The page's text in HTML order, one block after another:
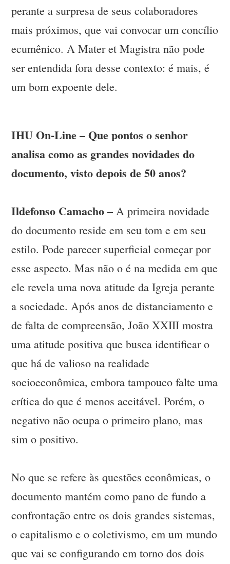
perante a surpresa de seus colaboradores
mais próximos, que vai convocar um concílio
ecumênico. A Mater et Magistra não pode
ser entendida fora desse contexto: é mais, é
um bom expoente dele.
IHU On-Line – Que pontos o senhor
analisa como as grandes novidades do
documento, visto depois de 50 anos?
Ildefonso Camacho – A primeira novidade
do documento reside em seu tom e em seu
estilo. Pode parecer superficial começar por
esse aspecto. Mas não o é na medida em que
ele revela uma nova atitude da Igreja perante
a sociedade. Após anos de distanciamento e
de falta de compreensão, João XXIII mostra
uma atitude positiva que busca identificar o
que há de valioso na realidade
socioeconômica, embora tampouco falte uma
crítica do que é menos aceitável. Porém, o
negativo não ocupa o primeiro plano, mas
sim o positivo.
No que se refere às questões econômicas, o
documento mantém como pano de fundo a
confrontação entre os dois grandes sistemas,
o capitalismo e o coletivismo, em um mundo
que vai se configurando em torno dos dois